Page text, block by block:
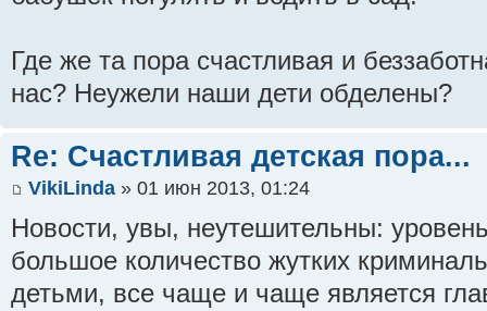
Где же та пора счастливая и
нас? Неужели наши дети обделены?
Re: Счастливая детская пора...
VikiLinda » 01 июн 2013, 01:24
Новости, увы, неутешительны:
большое количество жутких
детьми, все чаще и чаще является